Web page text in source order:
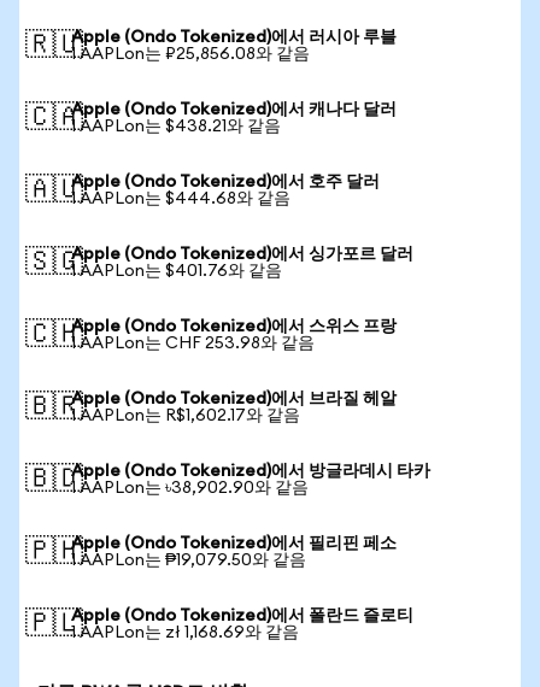
🇷🇺Apple (Ondo Tokenized)에서 러시아 루블
1 AAPLon는 ₽25,856.08와 같음
🇨🇦Apple (Ondo Tokenized)에서 캐나다 달러
1 AAPLon는 $438.21와 같음
🇦🇺Apple (Ondo Tokenized)에서 호주 달러
1 AAPLon는 $444.68와 같음
🇸🇬Apple (Ondo Tokenized)에서 싱가포르 달러
1 AAPLon는 $401.76와 같음
🇨🇭Apple (Ondo Tokenized)에서 스위스 프랑
1 AAPLon는 CHF 253.98와 같음
🇧🇷Apple (Ondo Tokenized)에서 브라질 헤알
1 AAPLon는 R$1,602.17와 같음
🇧🇩Apple (Ondo Tokenized)에서 방글라데시 타카
1 AAPLon는 ৳38,902.90와 같음
🇵🇭Apple (Ondo Tokenized)에서 필리핀 페소
1 AAPLon는 ₱19,079.50와 같음
🇵🇱Apple (Ondo Tokenized)에서 폴란드 즐로티
1 AAPLon는 zł 1,168.69와 같음